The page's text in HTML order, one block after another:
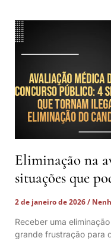
Eliminação na
situações que
2 de janeiro de 2026
Receber uma
grande frustração para